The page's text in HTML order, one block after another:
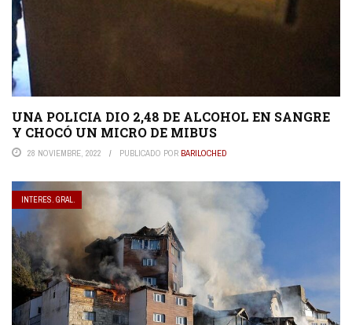
UNA POLICIA DIO 2,48 DE ALCOHOL EN SANGRE
Y CHOCÓ UN MICRO DE MIBUS
28 NOVIEMBRE, 2022 PUBLICADO POR BARILOCHED
INTERES. GRAL.